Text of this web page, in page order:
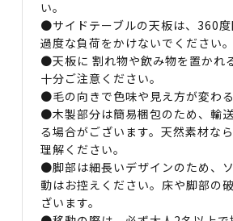
い。
●サイドテーブルの天板は、360度
過度な負荷をかけないでください。
●天板に 割れ物や飲み物を置かれ
十分ご注意ください。
●毛の向きで色味や見え方が変わる
●木製部分は簡易梱包のため、輸
る場合がございます。天然素材な
理解ください。
●脚部は細長いデザインのため、
動はお控えください。床や脚部の
ざいます。